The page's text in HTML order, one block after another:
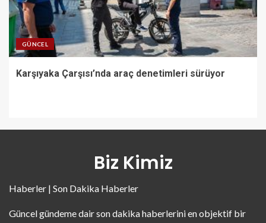
GÜNCEL
Karşıyaka Çarşısı’nda araç denetimleri sürüyor
Biz Kimiz
Haberler | Son Dakika Haberler
Güncel gündeme dair son dakika haberlerini en objektif bir